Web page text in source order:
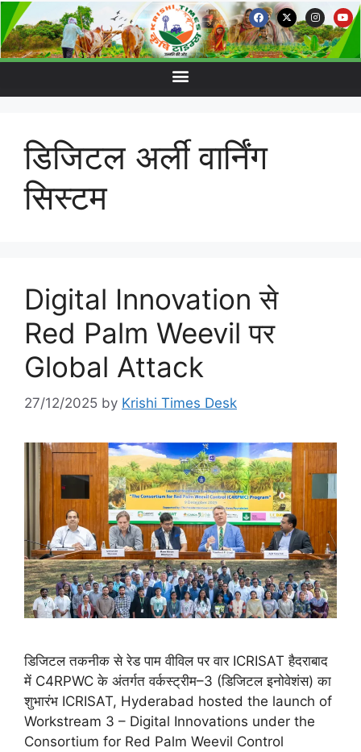
डिजिटल अर्ली वार्निंग
सिस्टम
Digital Innovation से
Red Palm Weevil पर
Global Attack
27/12/2025 by Krishi Times Desk
डिजिटल तकनीक से रेड पाम वीविल पर वार ICRISAT हैदराबाद
में C4RPWC के अंतर्गत वर्कस्ट्रीम–3 (डिजिटल इनोवेशंस) का
शुभारंभ ICRISAT, Hyderabad hosted the launch of
Workstream 3 – Digital Innovations under the
Consortium for Red Palm Weevil Control